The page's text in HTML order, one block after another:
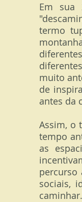
Em sua
termo
muito
de
antes da
Assim, o
tempo
as
percurso
sociais,
caminhar.